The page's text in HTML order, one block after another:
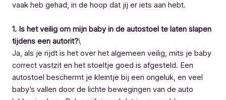
vaak heb gehad, in de hoop dat jij er iets aan hebt.
1. Is het veilig om mijn baby in de autostoel te laten slapen
tijdens een autorit?\
Ja, als je rijdt is het over het algemeen veilig, mits je baby
correct vastzit en het stoeltje goed is afgesteld. Een
autostoel beschermt je kleintje bij een ongeluk, en veel
baby’s vallen door de lichte bewegingen van de auto